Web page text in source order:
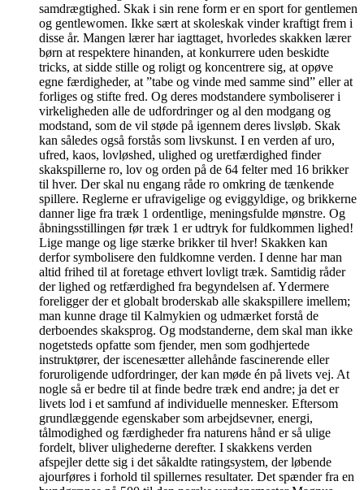
samdrægtighed. Skak i sin rene form er en sport for gentlemen
og gentlewomen. Ikke sært at skoleskak vinder kraftigt frem i
disse år. Mangen lærer har iagttaget, hvorledes skakken lærer
børn at respektere hinanden, at konkurrere uden beskidte
tricks, at sidde stille og roligt og koncentrere sig, at opøve
egne færdigheder, at ”tabe og vinde med samme sind” eller at
forliges og stifte fred. Og deres modstandere symboliserer i
virkeligheden alle de udfordringer og al den modgang og
modstand, som de vil støde på igennem deres livsløb. Skak
kan således også forstås som livskunst. I en verden af uro,
ufred, kaos, lovløshed, ulighed og uretfærdighed finder
skakspillerne ro, lov og orden på de 64 felter med 16 brikker
til hver. Der skal nu engang råde ro omkring de tænkende
spillere. Reglerne er ufravigelige og eviggyldige, og brikkerne
danner lige fra træk 1 ordentlige, meningsfulde mønstre. Og
åbningsstillingen før træk 1 er udtryk for fuldkommen lighed!
Lige mange og lige stærke brikker til hver! Skakken kan
derfor symbolisere den fuldkomne verden. I denne har man
altid frihed til at foretage ethvert lovligt træk. Samtidig råder
der lighed og retfærdighed fra begyndelsen af. Ydermere
foreligger der et globalt broderskab alle skakspillere imellem;
man kunne drage til Kalmykien og udmærket forstå de
derboendes skaksprog. Og modstanderne, dem skal man ikke
nogetsteds opfatte som fjender, men som godhjertede
instruktører, der iscenesætter allehånde fascinerende eller
foruroligende udfordringer, der kan møde én på livets vej. At
nogle så er bedre til at finde bedre træk end andre; ja det er
livets lod i et samfund af individuelle mennesker. Eftersom
grundlæggende egenskaber som arbejdsevner, energi,
tålmodighed og færdigheder fra naturens hånd er så ulige
fordelt, bliver ulighederne derefter. I skakkens verden
afspejler dette sig i det såkaldte ratingsystem, der løbende
ajourføres i forhold til spillernes resultater. Det spænder fra en